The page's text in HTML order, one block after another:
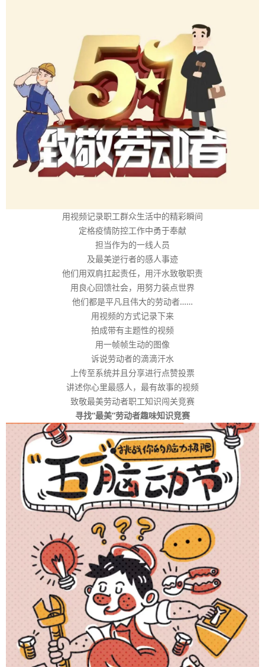
用视频记录职工群众生活中的精彩瞬间
定格疫情防控工作中勇于奉献
担当作为的一线人员
及最美逆行者的感人事迹
他们用双肩扛起责任，用汗水致敬职责
用良心回馈社会，用努力装点世界
他们都是平凡且伟大的劳动者……
用视频的方式记录下来
拍成带有主题性的视频
用一帧帧生动的图像
诉说劳动者的滴滴汗水
上传至系统并且分享进行点赞投票
讲述你心里最感人，最有故事的视频
致敬最美劳动者职工知识闯关竞赛
寻找“最美”劳动者趣味知识竞赛